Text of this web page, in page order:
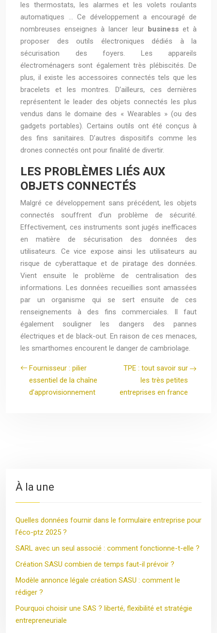
les thermostats, les alarmes et les volets roulants
automatiques … Ce développement a encouragé de
nombreuses enseignes à lancer leur businesset à
proposer des outils électroniques dédiés à la
sécurisation des foyers. Les appareils
électroménagers sont également très plébiscités. De
plus, il existe les accessoires connectés tels que les
bracelets et les montres. D’ailleurs, ces dernières
représentent le leader des objets connectés les plus
vendus dans le domaine des « Wearables » (ou des
gadgets portables). Certains outils ont été conçus à
des fins sanitaires. D’autres dispositifs comme les
drones connectés ont pour finalité de divertir.
LES PROBLÈMES LIÉS AUX
OBJETS CONNECTÉS
Malgré ce développement sans précédent, les objets
connectés souffrent d’un problème de sécurité.
Effectivement, ces instruments sont jugés inefficaces
en matière de sécurisation des données des
utilisateurs. Ce vice expose ainsi les utilisateurs au
risque de cyberattaque et de piratage des données.
Vient ensuite le problème de centralisation des
informations. Les données recueillies sont amassées
par un organisme qui se sert ensuite de ces
renseignements à des fins commerciales. Il faut
également souligner les dangers des pannes
électriques et de black-out. En raison de ces menaces,
les smarthomes encourent le danger de cambriolage.
Fournisseur : pilier
essentiel de la chaîne
d’approvisionnement
TPE : tout savoir sur
les très petites
entreprises en france
À la une
Quelles données fournir dans le formulaire entreprise pour
l’éco-ptz 2025 ?
SARL avec un seul associé : comment fonctionne-t-elle ?
Création SASU combien de temps faut-il prévoir ?
Modèle annonce légale création SASU : comment le
rédiger ?
Pourquoi choisir une SAS ? liberté, flexibilité et stratégie
entrepreneuriale